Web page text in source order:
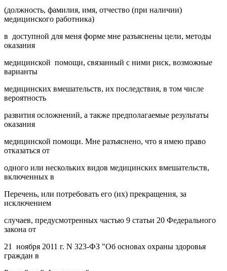
(должность, фамилия, имя, отчество (при наличии)
медицинского работника)
в доступной для меня форме мне разъяснены цели, методы
оказания
медицинской помощи, связанный с ними риск, возможные
варианты
медицинских вмешательств, их последствия, в том числе
вероятность
развития осложнений, а также предполагаемые результаты
оказания
медицинской помощи. Мне разъяснено, что я имею право
отказаться от
одного или нескольких видов медицинских вмешательств,
включенных в
Перечень, или потребовать его (их) прекращения, за
исключением
случаев, предусмотренных частью 9 статьи 20 Федерального
закона от
21 ноября 2011 г. N 323-ФЗ "Об основах охраны здоровья
граждан в